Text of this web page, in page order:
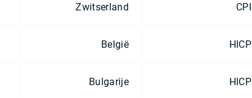
Zwitserland CPI
België HICP
Bulgarije HICP